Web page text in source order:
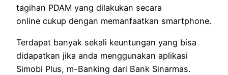
tagihan PDAM yang dilakukan secara
online cukup dengan memanfaatkan smartphone.
Terdapat banyak sekali keuntungan yang bisa
didapatkan jika anda menggunakan aplikasi
Simobi Plus, m-Banking dari Bank Sinarmas.